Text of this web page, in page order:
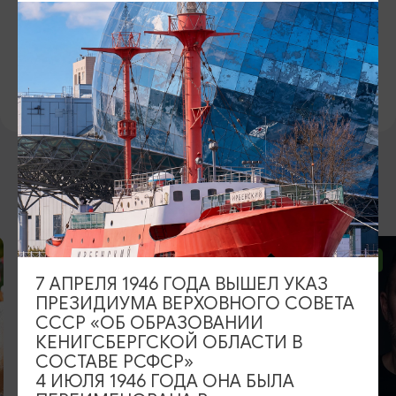
отдельно
Детям до 6 лет включительно - вход свободный
Официальный сайт
ВОЗМОЖНО ВАС ЗАИНТЕРЕСУЕТ
ОТ 2500₽ ОТ 1000₽
7 АПРЕЛЯ 1946 ГОДА ВЫШЕЛ УКАЗ
ПРЕЗИДИУМА ВЕРХОВНОГО СОВЕТА
СССР «ОБ ОБРАЗОВАНИИ
КЕНИГСБЕРГСКОЙ ОБЛАСТИ В
СОСТАВЕ РСФСР»
4 ИЮЛЯ 1946 ГОДА ОНА БЫЛА